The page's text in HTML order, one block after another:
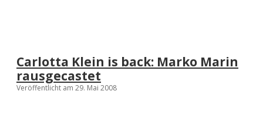
Carlotta Klein is back: Marko Marin
rausgecastet
Veröffentlicht am 29. Mai 2008